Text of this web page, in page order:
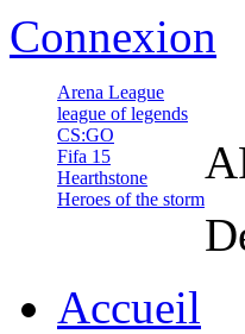
Connexion
Arena League
league of legends
CS:GO
Fifa 15
Hearthstone
Heroes of the storm
Accueil